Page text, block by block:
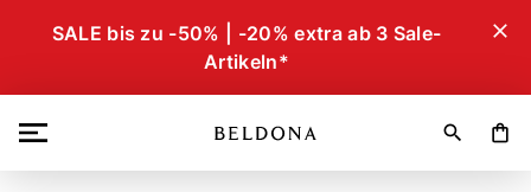
SALE bis zu -50% | -20% extra ab 3 Sale-
Artikeln*
close
search shopping_bag